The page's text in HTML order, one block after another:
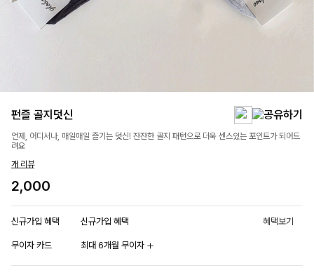
펀즐 골지덧신
언제, 어디서나, 매일매일 즐기는 덧신! 잔잔한 골지 패턴으로 더욱 센스있는 포인트가 되어드
려요
개 리뷰
2,000
신규가입 혜택 신규가입 혜택 혜택보기
무이자 카드 최대 6개월 무이자